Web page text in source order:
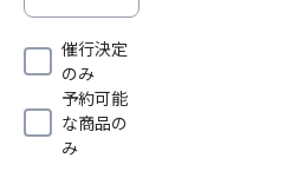
催行決定
のみ
予約可能
な商品の
み